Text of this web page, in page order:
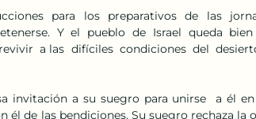
para  los  preparativos  de  las
Y  el  pueblo  de  Israel  queda
a las  difíciles  condiciones  del
invitación a su suegro para unirse  a él
él de las bendiciones. Su suegro rechaza la